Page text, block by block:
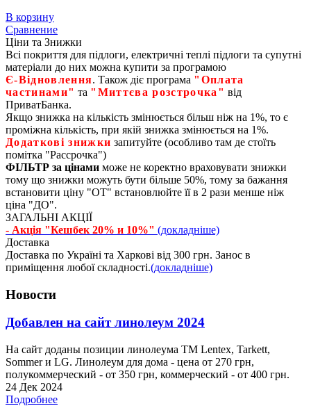
В корзину
Сравнение
Ціни та Знижки
Всі покриття для підлоги, електричні теплі підлоги та супутні
матеріали до них можна купити за програмою
Є‑Відновлення. Також діє програма "Оплата
частинами" та "Миттєва розстрочка" від
ПриватБанка.
Якщо знижка на кількість змінюється більш ніж на 1%, то є
проміжна кількість, при якій знижка змінюється на 1%.
Додаткові знижки запитуйте (особливо там де стоїть
помітка "Рассрочка")
ФІЛЬТР за цінами може не коректно враховувати знижки
тому що знижки можуть бути більше 50%, тому за бажання
встановити ціну "ОТ" встановлюйте її в 2 рази менше ніж
ціна "ДО".
ЗАГАЛЬНІ АКЦІЇ
- Акція "Кешбек 20% и 10%" (докладніше)
Доставка
Доставка по Україні та Харкові від 300 грн. Занос в
приміщення любої складності.(докладніше)
Новости
Добавлен на сайт линолеум 2024
На сайт доданы позиции линолеума ТМ Lentex, Tarkett,
Sommer и LG. Линолеум для дома - цена от 270 грн,
полукоммерческий - от 350 грн, коммерческий - от 400 грн.
24 Дек 2024
Подробнее